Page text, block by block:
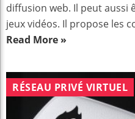
diffusion web. Il peut aussi
jeux vidéos. Il propose les
Read More »
RÉSEAU PRIVÉ VIRTUEL